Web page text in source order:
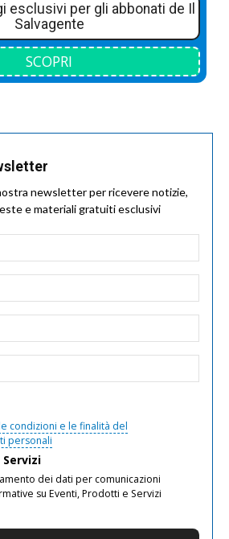
esclusivi per gli abbonati de Il
Salvagente
SCOPRI
newsletter per ricevere notizie,
e materiali gratuiti esclusivi
condizioni e le finalità del
personali
dei dati per comunicazioni
su Eventi, Prodotti e Servizi